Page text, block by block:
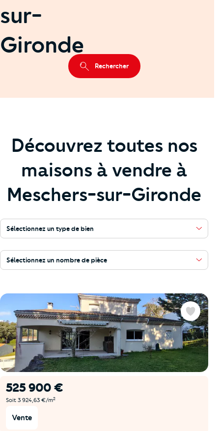
sur-
Gironde
Rechercher
Découvrez toutes nos
maisons à vendre à
Meschers-sur-Gironde
Sélectionnez un type de bien
Sélectionnez un nombre de pièce
525 900 €
Soit 3 924,63 €/m2
Vente
Favoris